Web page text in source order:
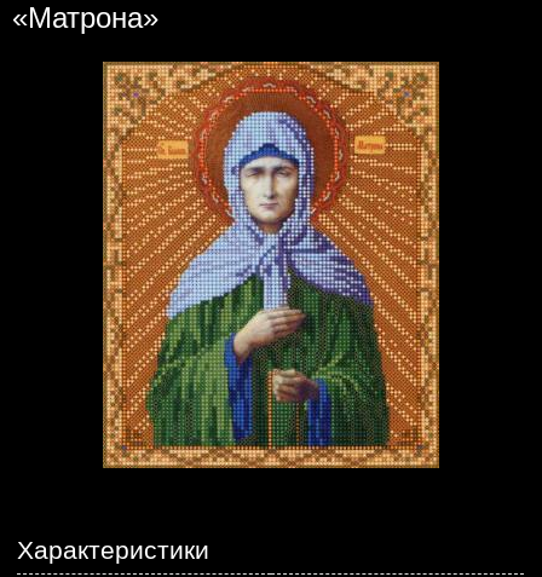
«Матрона»
Характеристики